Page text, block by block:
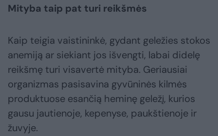
Mityba taip pat turi reikšmės
Kaip teigia vaistininkė, gydant geležies stokos
anemiją ar siekiant jos išvengti, labai didelę
reikšmę turi visavertė mityba. Geriausiai
organizmas pasisavina gyvūninės kilmės
produktuose esančią heminę geležį, kurios
gausu jautienoje, kepenyse, paukštienoje ir
žuvyje.